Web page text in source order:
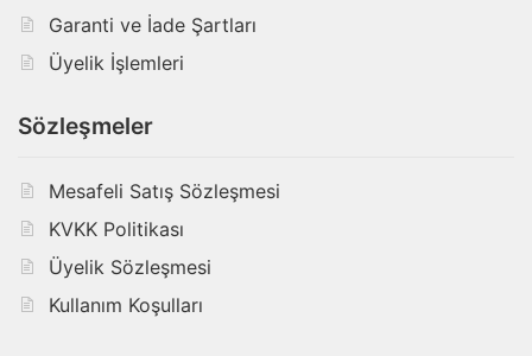
Garanti ve İade Şartları
Üyelik İşlemleri
Sözleşmeler
Mesafeli Satış Sözleşmesi
KVKK Politikası
Üyelik Sözleşmesi
Kullanım Koşulları